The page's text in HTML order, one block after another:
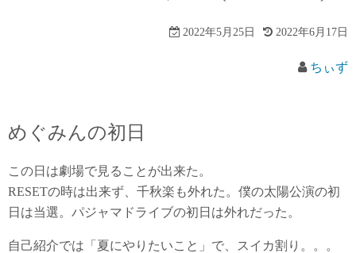
2022年5月25日 2022年6月17日
ちぃず
めぐみんの初日
この日は劇場で見ることが出来た。
RESETの時は出来ず、千秋楽も外れた。僕の太陽公演の初
日は当選。パジャマドライブの初日は外れだった。
自己紹介では「夏にやりたいこと」で、スイカ割り。。。